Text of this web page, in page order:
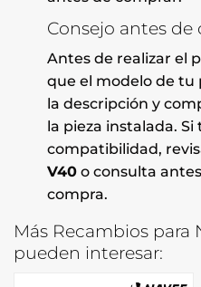
Consejo antes de
Antes de realizar el
que el modelo de tu
la descripción y
la pieza instalada.
compatibilidad,
V40o consulta
compra.
Más Recambios para
pueden interesar: